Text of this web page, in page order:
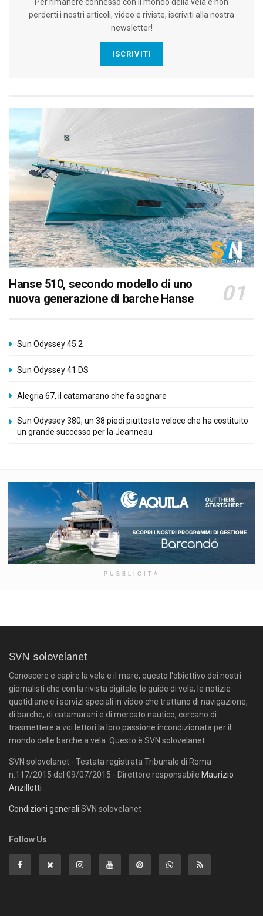
perderti i nostri articoli, video e riviste, iscriviti alla nostra
newsletter!
ISCRIVITI
Hanse 510, secondo modello di uno
nuova generazione di barche Hanse
Sun Odyssey 45.2
Sun Odyssey 41 DS
Alegria 67, il catamarano che fa sognare
Sun Odyssey 380, un 38 piedi piuttosto veloce che ha costituito
un grande successo per la Jeanneau
PUBBLICITÀ
SVN solovelanet
Conoscere e capire la vela e il mare, questo l'obiettivo dei nostri
giornalisti che con la rivista digitale, le guide di vela, le notizie
quotidiane e i servizi speciali in video che trattano di navigazione,
di barche, di catamarani e di mercato nautico, cercano di
trasmettere a voi lettori la loro passione incondizionata per il
mondo delle barche a vela. Questo è SVN solovelanet.
SVN solovelanet - Testata registrata Tribunale di Roma
n.117/2015 del 09/07/2015 - Direttore responsabile Maurizio
Anzillotti
Condizioni generali SVN solovelanet
Follow Us